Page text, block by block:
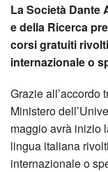
La Società Dante
e della Ricerca
corsi gratuiti
internazionale o
Grazie all’accordo
Ministero
maggio avrà inizio
lingua italiana
internazionale o